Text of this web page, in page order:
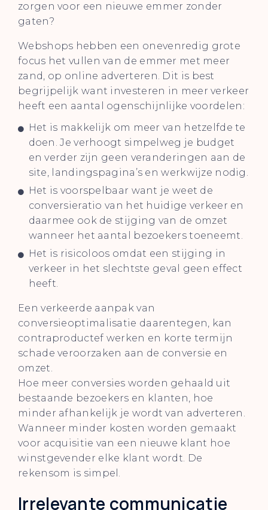
zorgen voor een nieuwe emmer zonder
gaten?
Webshops hebben een onevenredig grote
focus het vullen van de emmer met meer
zand, op online adverteren. Dit is best
begrijpelijk want investeren in meer verkeer
heeft een aantal ogenschijnlijke voordelen:
Het is makkelijk om meer van hetzelfde te
doen. Je verhoogt simpelweg je budget
en verder zijn geen veranderingen aan de
site, landingspagina’s en werkwijze nodig.
Het is voorspelbaar want je weet de
conversieratio van het huidige verkeer en
daarmee ook de stijging van de omzet
wanneer het aantal bezoekers toeneemt.
Het is risicoloos omdat een stijging in
verkeer in het slechtste geval geen effect
heeft.
Een verkeerde aanpak van
conversieoptimalisatie daarentegen, kan
contraproductef werken en korte termijn
schade veroorzaken aan de conversie en
omzet.
Hoe meer conversies worden gehaald uit
bestaande bezoekers en klanten, hoe
minder afhankelijk je wordt van adverteren.
Wanneer minder kosten worden gemaakt
voor acquisitie van een nieuwe klant hoe
winstgevender elke klant wordt. De
rekensom is simpel.
Irrelevante communicatie